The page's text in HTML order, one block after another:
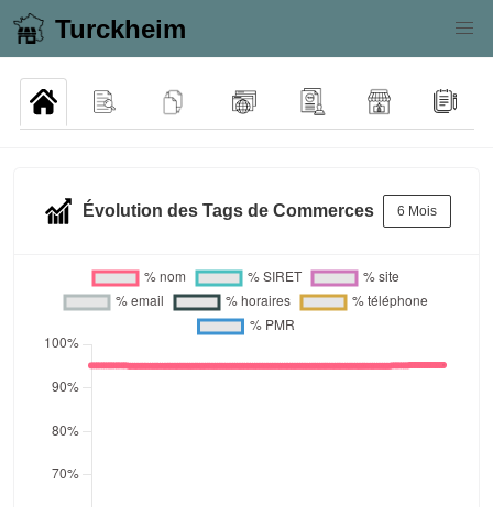
Turckheim
Évolution des Tags de Commerces 6 Mois